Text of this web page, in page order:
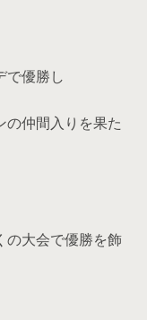
で優勝し
の仲間入りを果た
の大会で優勝を飾